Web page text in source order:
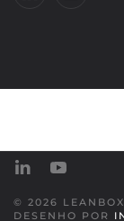
© 2026
DESENHO POR